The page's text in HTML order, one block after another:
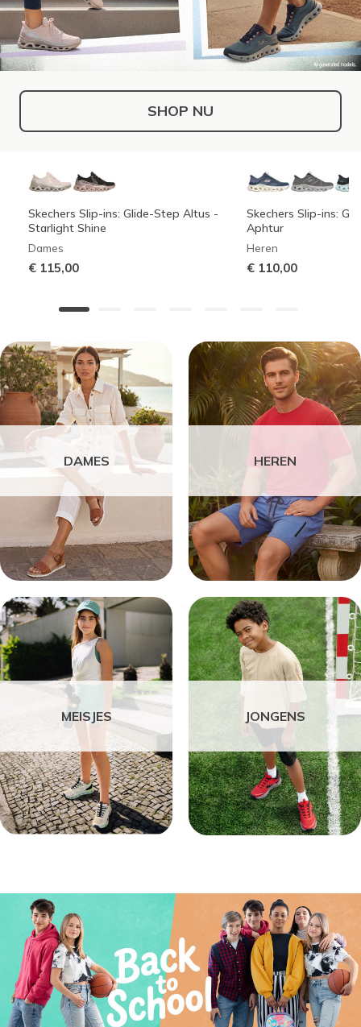
SHOP NU
Skechers Slip-ins: Glide-Step Altus -
Starlight Shine
Dames
€ 115,00
Skechers Slip-ins:
Aphtur
Heren
€ 110,00
DAMES HEREN
MEISJES JONGENS